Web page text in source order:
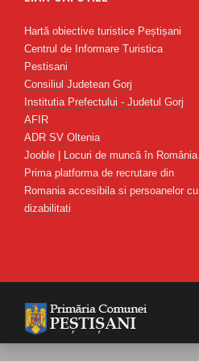
Hartă obiective turistice Peștișani
Centrul de Informare Turistica
Pestisani
Consiliul Judetean Gorj
Institutia Prefectului - Judetul Gorj
AFIR
ADR SV Oltenia
Jooble | Locuri de muncă în România
Prima platforma de recrutare din
Romania accesibila si persoanelor cu
dizabilitati